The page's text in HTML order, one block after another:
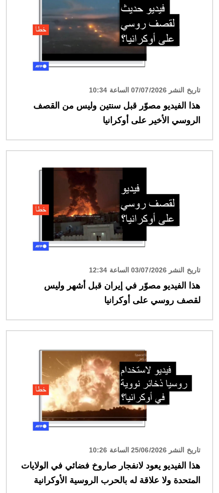
تاريخ النشر 07/07/2026 الساعة 10:34
هذا الفيديو مصوّر قبل سنتين وليس من القصف
الروسي الأخير على أوكرانيا
تاريخ النشر 03/07/2026 الساعة 12:34
هذا الفيديو مصوّر في إيران قبل أشهر وليس
لقصف روسي على أوكرانيا
تاريخ النشر 25/06/2026 الساعة 10:26
هذا الفيديو يعود لانفجار صاروخ فضائي في الولايات
المتحدة ولا علاقة له بالحرب الروسية الأوكرانية